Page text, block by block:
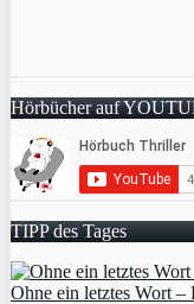
Hörbücher auf
TIPP des Tages
Ohne ein letztes Wort –